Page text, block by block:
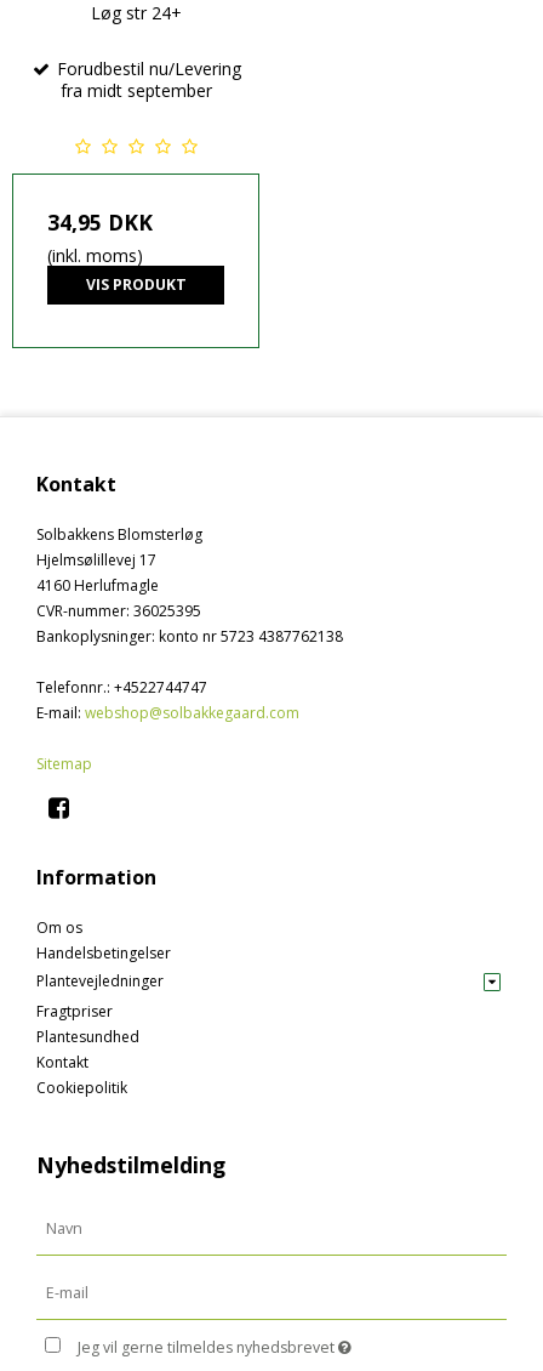
Løg str 24+
Forudbestil nu/Levering
fra midt september
34,95 DKK
(inkl. moms)
VIS PRODUKT
Kontakt
Solbakkens Blomsterløg
Hjelmsølillevej 17
4160 Herlufmagle
CVR-nummer: 36025395
Bankoplysninger: konto nr 5723 4387762138
Telefonnr.: +4522744747
E-mail: webshop@solbakkegaard.com
Sitemap
Information
Om os
Handelsbetingelser
Plantevejledninger
Fragtpriser
Plantesundhed
Kontakt
Cookiepolitik
Nyhedstilmelding
Jeg vil gerne tilmeldes nyhedsbrevet